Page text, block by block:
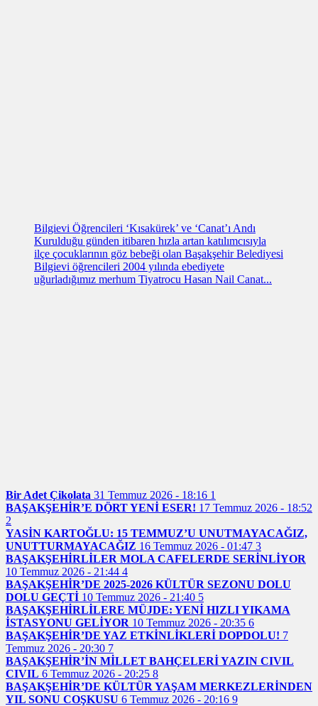
Bilgievi Öğrencileri ‘Kısakürek’ ve ‘Canat’ı Andı
Kurulduğu günden itibaren hızla artan katılımcısıyla
ilçe çocuklarının göz bebeği olan Başakşehir Belediyesi
Bilgievi öğrencileri 2004 yılında ebediyete
uğurladığımız merhum Tiyatrocu Hasan Nail Canat...
Bir Adet Çikolata 31 Temmuz 2026 - 18:16 1
BAŞAKŞEHİR’E DÖRT YENİ ESER! 17 Temmuz 2026 - 18:52
2
YASİN KARTOĞLU: 15 TEMMUZ’U UNUTMAYACAĞIZ,
UNUTTURMAYACAĞIZ 16 Temmuz 2026 - 01:47 3
BAŞAKŞEHİRLİLER MOLA CAFELERDE SERİNLİYOR
10 Temmuz 2026 - 21:44 4
BAŞAKŞEHİR’DE 2025-2026 KÜLTÜR SEZONU DOLU
DOLU GEÇTİ 10 Temmuz 2026 - 21:40 5
BAŞAKŞEHİRLİLERE MÜJDE: YENİ HIZLI YIKAMA
İSTASYONU GELİYOR 10 Temmuz 2026 - 20:35 6
BAŞAKŞEHİR’DE YAZ ETKİNLİKLERİ DOPDOLU! 7
Temmuz 2026 - 20:30 7
BAŞAKŞEHİR’İN MİLLET BAHÇELERİ YAZIN CIVIL
CIVIL 6 Temmuz 2026 - 20:25 8
BAŞAKŞEHİR’DE KÜLTÜR YAŞAM MERKEZLERİNDEN
YIL SONU COŞKUSU 6 Temmuz 2026 - 20:16 9